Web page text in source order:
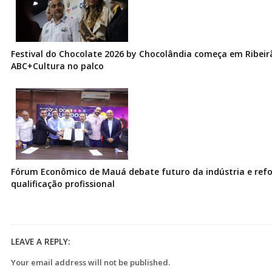
Festival do Chocolate 2026 by Chocolândia começa em
ABC+Cultura no palco
Fórum Econômico de Mauá debate futuro da indústria e
qualificação profissional
LEAVE A REPLY:
Your email address will not be published.